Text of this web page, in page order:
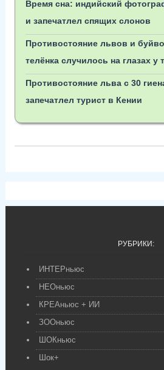
Время сна: индийский
и запечатлел спящих слонов
Противостояние львов и
телёнка случилось на глазах у
Противостояние льва с 30
запечатлел турист в Кении
РУБРИКИ:
ИНТЕРньюс
НЕОньюс
КРЕАньюс + ИИ
ЗООньюс
ШОКньюс
Шок+